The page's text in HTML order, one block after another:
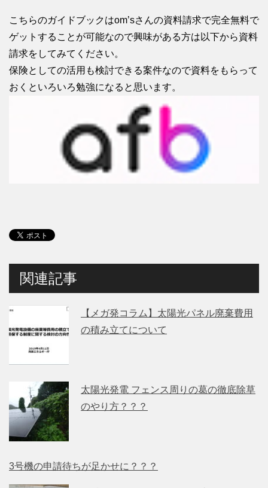
こちらのガイドブックはom’sさんの資料請求で完全無料で
ゲットすることが可能なので興味がある方は以下から資料
請求をしてみてください。
保険としての活用も検討できる案件なので資料をもらって
おくといろいろ勉強になると思います。
関連記事
【メガ発コラム】太陽光パネル廃棄費用
の積み立てについて
太陽光発電 フェンス周りの葛の徹底除草
のやり方？？？
3号機の申請待ちが足かせに？？？